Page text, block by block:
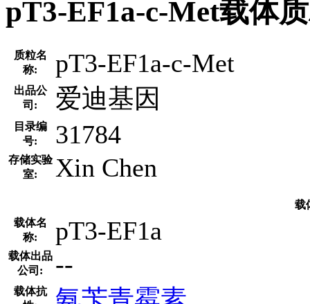
pT3-EF1a-c-Met载体
质粒名
称:
pT3-EF1a-c-Met
出品公
司:
爱迪基因
目录编
号:
31784
存储实验
室:
Xin Chen
载
载体名
称:
pT3-EF1a
载体出品
公司:
--
载体抗